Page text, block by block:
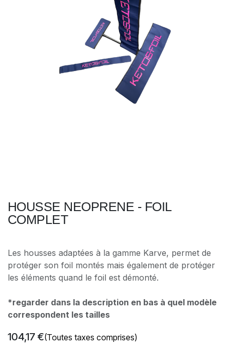
HOUSSE NEOPRENE - FOIL
COMPLET
Les housses adaptées à la gamme Karve, permet de
protéger son foil montés mais également de protéger
les éléments quand le foil est démonté.
*regarder dans la description en bas à quel modèle
correspondent les tailles
104,17 €(Toutes taxes comprises)